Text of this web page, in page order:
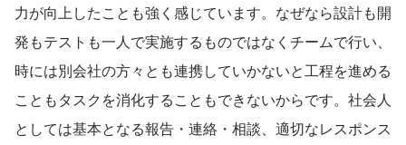
力が向上したことも強く感じています。なぜなら設計も開
発もテストも一人で実施するものではなくチームで行い、
時には別会社の方々とも連携していかないと工程を進める
こともタスクを消化することもできないからです。社会人
としては基本となる報告・連絡・相談、適切なレスポンス